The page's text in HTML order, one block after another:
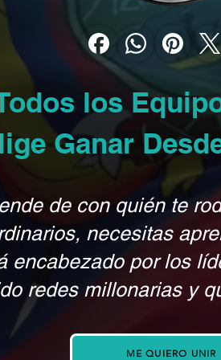
los
Ganar
de con quién te
necesitas
encabezado por los
redes millonarias y
ME QUIERO UNIR